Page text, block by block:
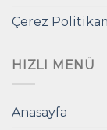
Çerez
HIZLI MENÜ
Anasayfa